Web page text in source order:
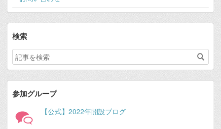
検索
参加グループ
【公式】2022年開設ブログ